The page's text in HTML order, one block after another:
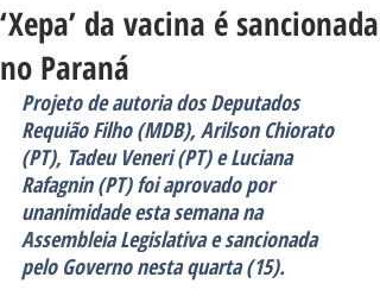
‘Xepa’ da vacina é sancionada
no Paraná
Projeto de autoria dos Deputados
Requião Filho (MDB), Arilson Chiorato
(PT), Tadeu Veneri (PT) e Luciana
Rafagnin (PT) foi aprovado por
unanimidade esta semana na
Assembleia Legislativa e sancionada
pelo Governo nesta quarta (15).